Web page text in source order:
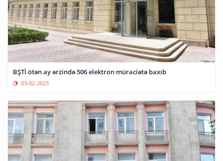
BŞTİ ötən ay ərzində 506 elektron müraciətə baxıb
03-02-2023